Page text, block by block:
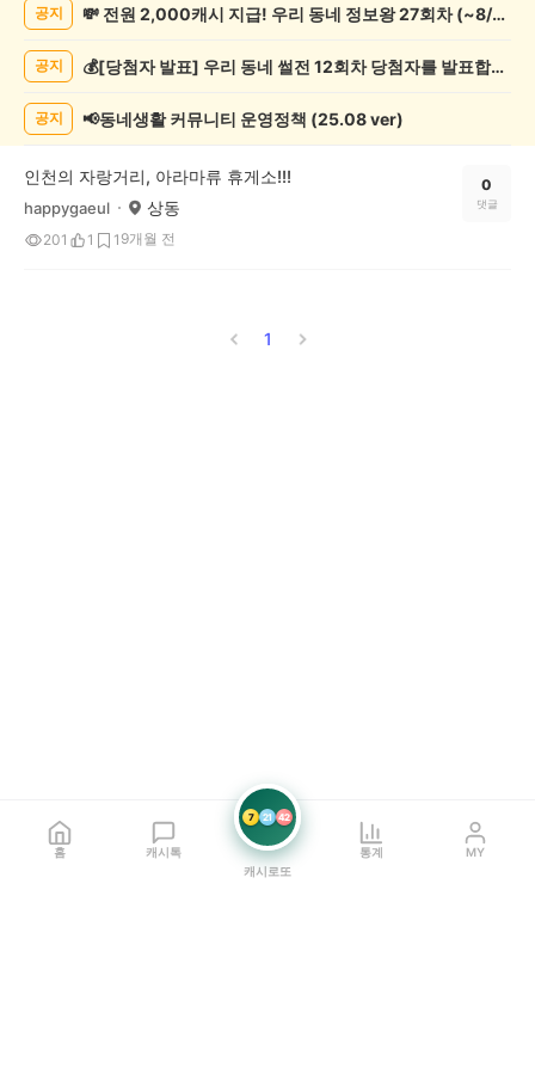
록
공지 💸 전원 2,000캐시 지급! 우리 동네 정보왕 27회차 (~8/10)
공지 💰[당첨자 발표] 우리 동네 썰전 12회차 당첨자를 발표합니다!
공지 📢동네생활 커뮤니티 운영정책 (25.08 ver)
인천의 자랑거리, 아라마류 휴게소!!!
happygaeul 상동
201 1 1 9개월 전
0
댓글
1
홈 캐시톡
7 21 42
캐시로또
통계 MY